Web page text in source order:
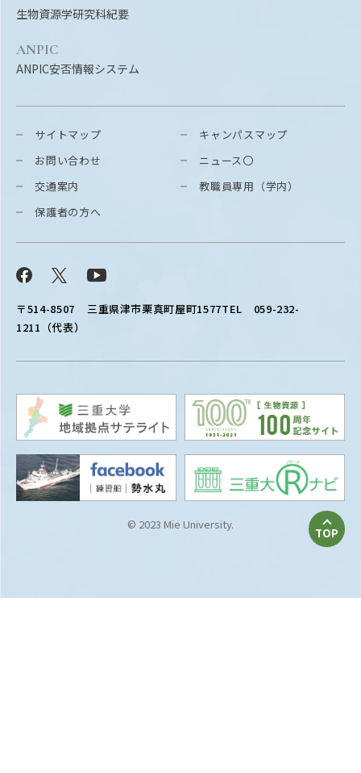
〒514-8507 三重県津市栗真町屋町1577TEL 059-232-
1211（代表）
サイトマップ
お問い合わせ
交通案内
保護者の方へ
Facebook
キャンパスマップ
ニュース〇
教職員専用（学内）
生物資源学研究科紀要
ANPIC
ANPIC安否情報システム
© 2023 Mie University.
TOP